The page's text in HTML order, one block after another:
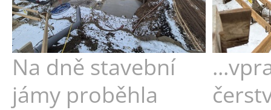
Na dně stavební
jámy proběhla